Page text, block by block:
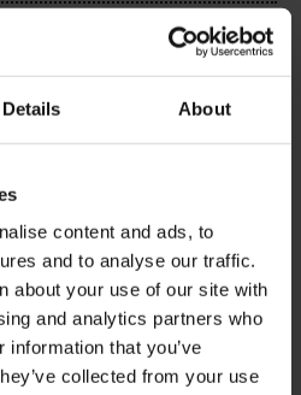
Details About
content and ads, to
and to analyse our traffic.
about your use of our site with
and analytics partners who
that you’ve
collected from your use
35,00 €
Auto vor der Rückgabe
Leasingrückgabe durchgeführt
eine Leasinginspektion,
PREIS